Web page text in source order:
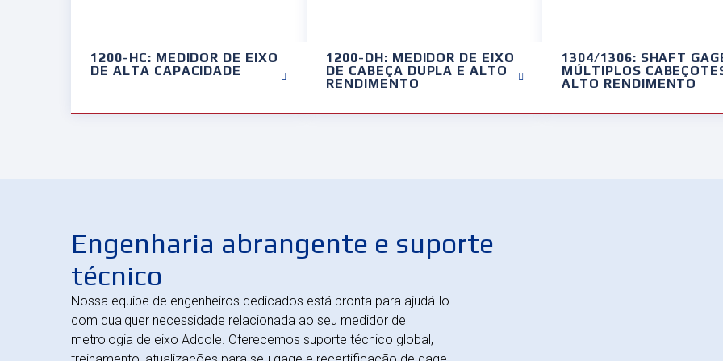
1200-HC: MEDIDOR DE EIXO
DE ALTA CAPACIDADE
1200-DH: MEDIDOR DE EIXO
DE CABEÇA DUPLA E ALTO
RENDIMENTO
1304/1306: SHAFT
MÚLTIPLOS
ALTO RENDIMENTO
Engenharia abrangente e suporte
técnico
Nossa equipe de engenheiros dedicados está pronta para ajudá-lo
com qualquer necessidade relacionada ao seu medidor de
metrologia de eixo Adcole. Oferecemos suporte técnico global,